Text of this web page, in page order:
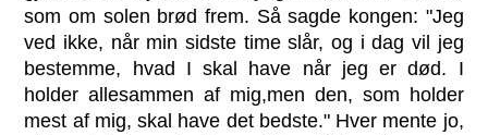
som om solen brød frem. Så sagde kongen: "Jeg
ved ikke, når min sidste time slår, og i dag vil jeg
bestemme, hvad I skal have når jeg er død. I
holder allesammen af mig,men den, som holder
mest af mig, skal have det bedste." Hver mente jo,